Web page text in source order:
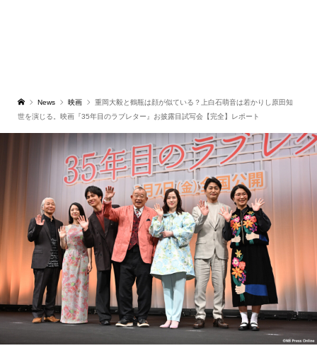
News 映画
重岡大毅と鶴瓶は顔が似ている？上白石萌音は若かりし原田知
世を演じる。映画『35年目のラブレター』お披露目試写会【完全】レポート